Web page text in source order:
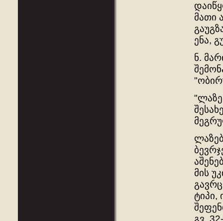
მათი
ენა,
ნ.
მის
ტიპი,
გვ.